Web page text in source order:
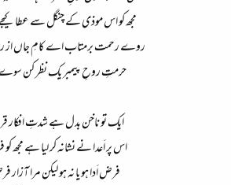
مجھ کو اس موذی کے چنگل سے عطا
روے رحمت برمتاب اے کامِ جاں
حرمتِ روحِ پیمبر یک نظر کن
ایک تو ناخن بدل ہے شدتِ
اس پر اَعدا نے نشانہ کر لیا ہے مجھ
فرض اَدا ہو یا نہ ہو لیکن مرا آزار